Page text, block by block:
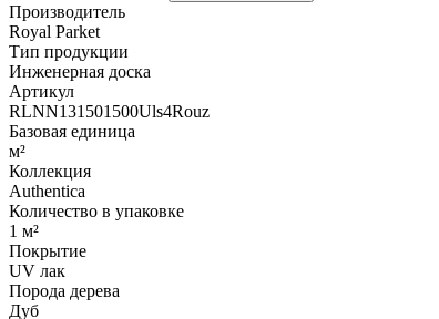
Производитель
Royal Parket
Тип продукции
Инженерная доска
Артикул
RLNN131501500Uls4Rouz
Базовая единица
м²
Коллекция
Authentica
Количество в упаковке
1 м²
Покрытие
UV лак
Порода дерева
Дуб